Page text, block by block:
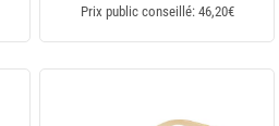
Prix public conseillé: 46,20€